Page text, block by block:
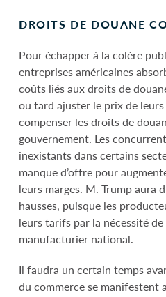
DROITS DE DOUANE
Pour échapper à la colère
entreprises américaines
coûts liés aux droits de
ou tard ajuster le prix de
compenser les droits de
gouvernement. Les
inexistants dans certains
manque d’offre pour
leurs marges. M. Trump aura
hausses, puisque les
leurs tarifs par la nécessité
manufacturier national.
Il faudra un certain temps
du commerce se manifestent